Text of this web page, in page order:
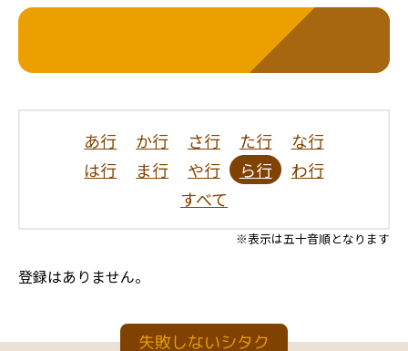
あ行 か行 さ行 た行
な行
は行
ま行 や行 ら行
わ行
すべて
※表示は五十音順となります
登録はありません。
失敗しないシタク